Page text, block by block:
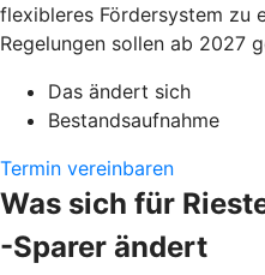
flexibleres Fördersystem zu
Regelungen sollen ab 2027
Das ändert sich
Bestandsaufnahme
Termin vereinbaren
Was sich für
-Sparer ändert